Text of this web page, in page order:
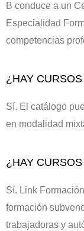
B conduce a un
Especialidad
competencias
¿HAY
Sí. El catálogo
en modalidad
¿HAY
Sí. Link
formación
trabajadoras y